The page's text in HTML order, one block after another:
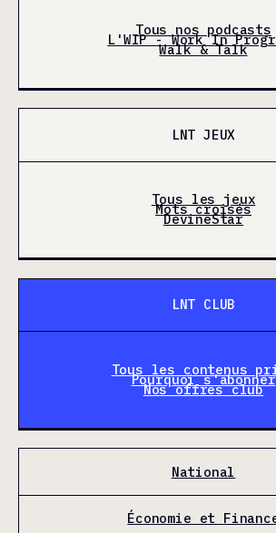
Tous nos podcasts
L'WIP - Work In
Walk & Talk
LNT JEUX
Tous les jeux
Mots croisés
DevineStar
LNT CLUB
Tous les contenus
Pourquoi s'abonner
Nos offres club
National
Économie et